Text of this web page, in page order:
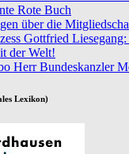
Rote Buch
über die
Gottfried
der Welt!
Herr Bundeskanzler
Lexikon)